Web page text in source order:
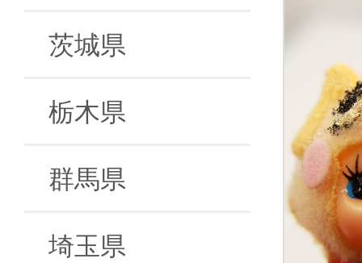
茨城県
栃木県
群馬県
埼玉県